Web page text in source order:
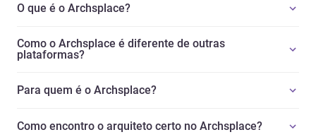
O que é o Archsplace?
Como o Archsplace é diferente de outras
plataformas?
Para quem é o Archsplace?
Como encontro o arquiteto certo no Archsplace?